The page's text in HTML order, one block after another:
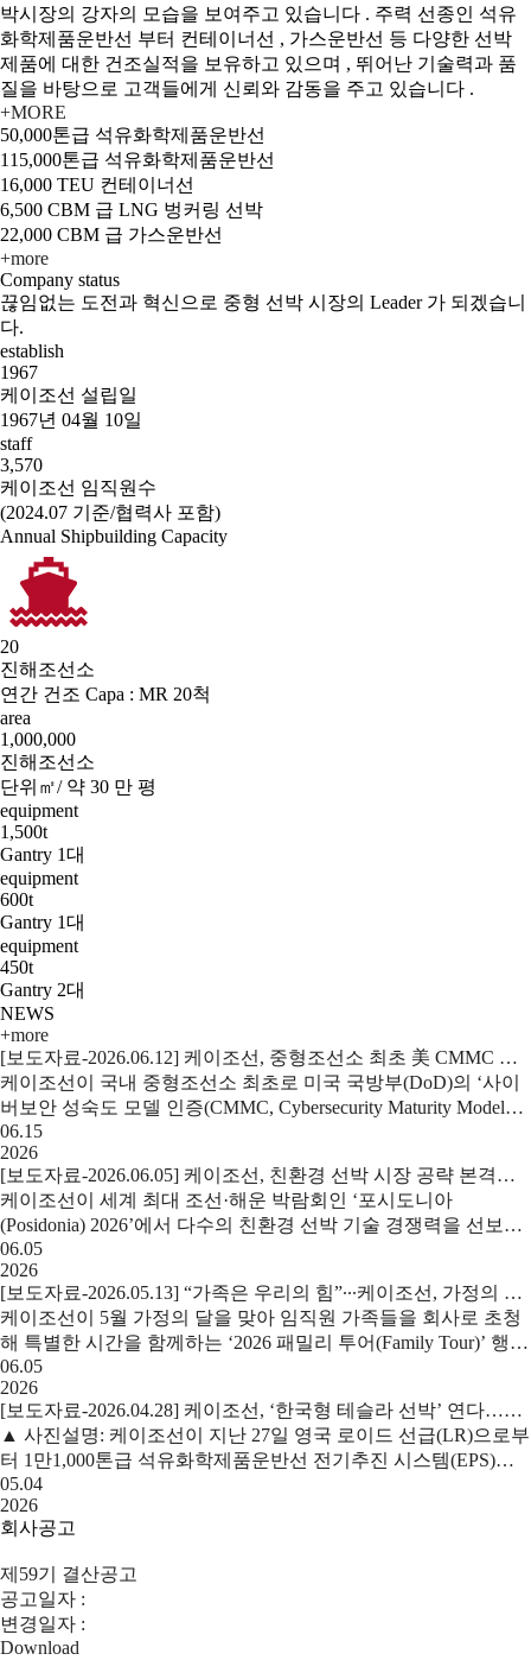
박시장의 강자의 모습을 보여주고 있습니다 . 주력 선종인 석유
화학제품운반선 부터 컨테이너선 , 가스운반선 등 다양한 선박
제품에 대한 건조실적을 보유하고 있으며 , 뛰어난 기술력과 품
질을 바탕으로 고객들에게 신뢰와 감동을 주고 있습니다 .
+MORE
50,000톤급 석유화학제품운반선
115,000톤급 석유화학제품운반선
16,000 TEU 컨테이너선
6,500 CBM 급 LNG 벙커링 선박
22,000 CBM 급 가스운반선
+more
Company status
끊임없는 도전과 혁신으로 중형 선박 시장의 Leader 가 되겠습니
다.
establish
1967
케이조선 설립일
1967년 04월 10일
staff
3,570
케이조선 임직원수
(2024.07 기준/협력사 포함)
Annual Shipbuilding Capacity
20
진해조선소
연간 건조 Capa : MR 20척
area
1,000,000
진해조선소
단위㎡/ 약 30 만 평
equipment
1,500t
Gantry 1대
equipment
600t
Gantry 1대
equipment
450t
Gantry 2대
NEWS
+more
[보도자료-2026.06.12] 케이조선, 중형조선소 최초 美 CMMC 인증… 미 해군 MRO 시장 진출 본격화
케이조선이 국내 중형조선소 최초로 미국 국방부(DoD)의 ‘사이
버보안 성숙도 모델 인증(CMMC, Cybersecurity Maturity Model
Certification) 레벨 1’을 획득했다고 12일 밝혔다. CMMC는 미국
국방부가 자국 방위산업에 참여하는 전 세계 공급망 기업들의 정
보보호 능력을 평가하고 인증하는 제
06.15
2026
[보도자료-2026.06.05] 케이조선, 친환경 선박 시장 공략 본격화∙∙∙ 선급 인증·기술협력 성과 잇따라
케이조선이 세계 최대 조선·해운 박람회인 ‘포시도니아
(Posidonia) 2026’에서 다수의 친환경 선박 기술 경쟁력을 선보이
며 글로벌 시장 공략에 속도를 내고 있다. 케이조선은 이번 박람
회 기간 동안 국내외 주요 선급으로부터 2건의 기본인증(AIP,
Approval In Principle)을 획득하고, 글로벌
06.05
2026
[보도자료-2026.05.13] “가족은 우리의 힘”∙∙∙케이조선, 가정의 달 맞아 임직원 가족 초청
케이조선이 5월 가정의 달을 맞아 임직원 가족들을 회사로 초청
해 특별한 시간을 함께하는 ‘2026 패밀리 투어(Family Tour)’ 행사
를 성황리에 개최했다고 13일 밝혔다. 이번 행사는 임직원들의
사기 진작과 가족 간의 유대감 강화를 위해 마련되었으며, 초등
학생 이하 자녀를 둔 임직원 가족 123명이 참석해 조선소라는
06.05
2026
[보도자료-2026.04.28] 케이조선, ‘한국형 테슬라 선박’ 연다…전기추진 선박 선급 인증 획득
▲ 사진설명: 케이조선이 지난 27일 영국 로이드 선급(LR)으로부
터 1만1,000톤급 석유화학제품운반선 전기추진 시스템(EPS)에
대한 기본 설계 승인(AIP)을 획득했다. (사진 왼쪽부터 영국 로이
드 선급 김영두 부사장, 케이조선 기술부문장 고태현 전무) 중형
선박 시장에서 경쟁력을 확보해온 케이조선이 전기추진 기반의
05.04
2026
회사공고
제59기 결산공고
공고일자 :
변경일자 :
Download